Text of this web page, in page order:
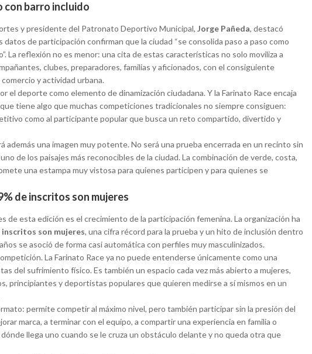
con barro incluido
y presidente del Patronato Deportivo Municipal, Jorge Pañeda, destacó
de participación confirman que la ciudad “se consolida paso a paso como
La reflexión no es menor: una cita de estas características no solo moviliza a
clubes, preparadores, familias y aficionados, con el consiguiente
y actividad urbana.
el deporte como elemento de dinamización ciudadana. Y la Farinato Race encaja
tiene algo que muchas competiciones tradicionales no siempre consiguen:
como al participante popular que busca un reto compartido, divertido y
además una imagen muy potente. No será una prueba encerrada en un recinto sin
de los paisajes más reconocibles de la ciudad. La combinación de verde, costa,
una estampa muy vistosa para quienes participen y para quienes se
de inscritos son mujeres
de esta edición es el crecimiento de la participación femenina. La organización ha
inscritos son mujeres, una cifra récord para la prueba y un hito de inclusión dentro
se asoció de forma casi automática con perfiles muy masculinizados.
La Farinato Race ya no puede entenderse únicamente como una
del sufrimiento físico. Es también un espacio cada vez más abierto a mujeres,
principiantes y deportistas populares que quieren medirse a sí mismos en un
permite competir al máximo nivel, pero también participar sin la presión del
marca, a terminar con el equipo, a compartir una experiencia en familia o
llega uno cuando se le cruza un obstáculo delante y no queda otra que